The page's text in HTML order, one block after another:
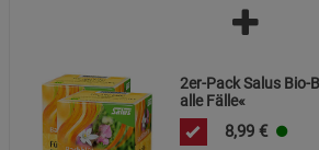
2er-Pack Salus Bio-
alle Fälle«
8,99 €
Marketing Cookies (3)